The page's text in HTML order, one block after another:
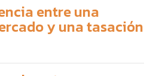
entre una
y una tasación